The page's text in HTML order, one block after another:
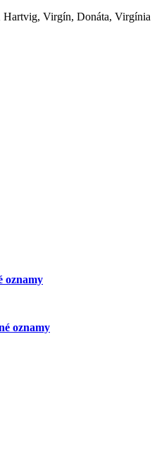
Hartvig, Virgín, Donáta, Virgínia
oznamy
oznamy